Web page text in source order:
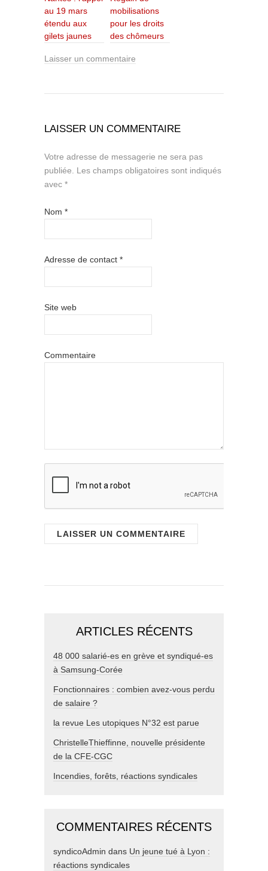
au 19 mars
étendu aux
gilets jaunes
mobilisations
pour les droits
des chômeurs
Laisser un commentaire
LAISSER UN COMMENTAIRE
Votre adresse de messagerie ne sera pas
publiée.
Les champs obligatoires sont indiqués
avec *
Nom *
Adresse de contact *
Site web
Commentaire
ARTICLES RÉCENTS
48 000 salarié-es en grève et syndiqué-es
à Samsung-Corée
Fonctionnaires : combien avez-vous perdu
de salaire ?
la revue Les utopiques N°32 est parue
ChristelleThieffinne, nouvelle présidente
de la CFE-CGC
Incendies, forêts, réactions syndicales
COMMENTAIRES RÉCENTS
syndicoAdmin dans Un jeune tué à Lyon :
réactions syndicales